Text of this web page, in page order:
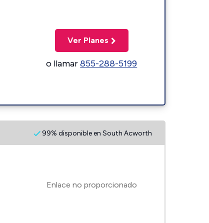
Ver Planes
o llamar855-288-5199
99% disponible en South Acworth
Enlace no proporcionado